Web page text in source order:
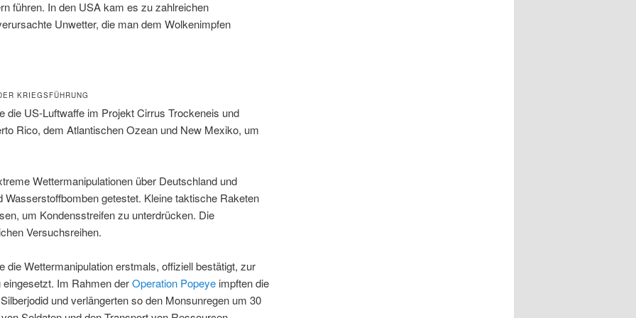
führen. In den USA kam es zu zahlreichen
Unwetter, die man dem Wolkenimpfen
KRIEGSFÜHRUNG
die US-Luftwaffe im Projekt Cirrus Trockeneis und
Rico, dem Atlantischen Ozean und New Mexiko, um
Wettermanipulationen über Deutschland und
getestet. Kleine taktische Raketen
um Kondensstreifen zu unterdrücken. Die
Versuchsreihen.
die Wettermanipulation erstmals, offiziell bestätigt, zur
Im Rahmen derOperation Popeye impften die
und verlängerten so den Monsunregen um 30